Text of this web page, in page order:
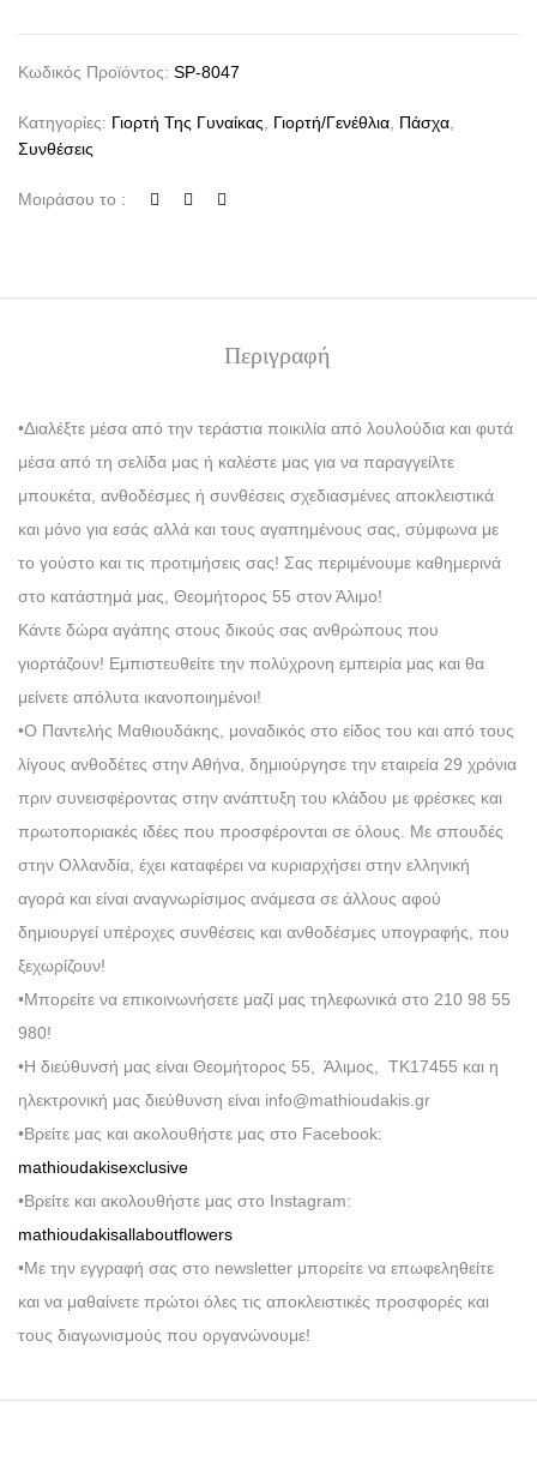
Κωδικός Προϊόντος: SP-8047
Κατηγορίες: Γιορτή Της Γυναίκας, Γιορτή/Γενέθλια, Πάσχα,
Συνθέσεις
Μοιράσου το :
Περιγραφή
•Διαλέξτε μέσα από την τεράστια ποικιλία από λουλούδια και φυτά
μέσα από τη σελίδα μας ή καλέστε μας για να παραγγείλτε
μπουκέτα, ανθοδέσμες ή συνθέσεις σχεδιασμένες αποκλειστικά
και μόνο για εσάς αλλά και τους αγαπημένους σας, σύμφωνα με
το γούστο και τις προτιμήσεις σας! Σας περιμένουμε καθημερινά
στο κατάστημά μας, Θεομήτορος 55 στον Άλιμο!
Κάντε δώρα αγάπης στους δικούς σας ανθρώπους που
γιορτάζουν! Εμπιστευθείτε την πολύχρονη εμπειρία μας και θα
μείνετε απόλυτα ικανοποιημένοι!
•Ο Παντελής Μαθιουδάκης, μοναδικός στο είδος του και από τους
λίγους ανθοδέτες στην Αθήνα, δημιούργησε την εταιρεία 29 χρόνια
πριν συνεισφέροντας στην ανάπτυξη του κλάδου με φρέσκες και
πρωτοποριακές ιδέες που προσφέρονται σε όλους. Με σπουδές
στην Ολλανδία, έχει καταφέρει να κυριαρχήσει στην ελληνική
αγορά και είναι αναγνωρίσιμος ανάμεσα σε άλλους αφού
δημιουργεί υπέροχες συνθέσεις και ανθοδέσμες υπογραφής, που
ξεχωρίζουν!
•Μπορείτε να επικοινωνήσετε μαζί μας τηλεφωνικά στο 210 98 55
980!
•Η διεύθυνσή μας είναι Θεομήτορος 55, Άλιμος, ΤΚ17455 και η
ηλεκτρονική μας διεύθυνση είναι info@mathioudakis.gr
•Βρείτε μας και ακολουθήστε μας στο Facebook:
mathioudakisexclusive
•Βρείτε και ακολουθήστε μας στο Instagram:
mathioudakisallaboutflowers
•Με την εγγραφή σας στο newsletter μπορείτε να επωφεληθείτε
και να μαθαίνετε πρώτοι όλες τις αποκλειστικές προσφορές και
τους διαγωνισμούς που οργανώνουμε!